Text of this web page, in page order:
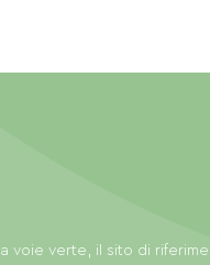
voie verte, il sito di